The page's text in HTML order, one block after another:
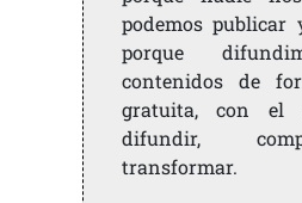
podemos
porque
contenidos de
gratuita, con el
difundir,
transformar.